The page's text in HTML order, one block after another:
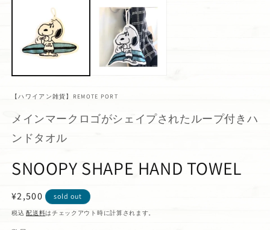
【ハワイアン雑貨】REMOTE PORT
メインマークロゴがシェイプされたループ付きハ
ンドタオル
SNOOPY SHAPE HAND TOWEL
通
常
¥2,500 sold out
税込配送料はチェックアウト時に計算されます。